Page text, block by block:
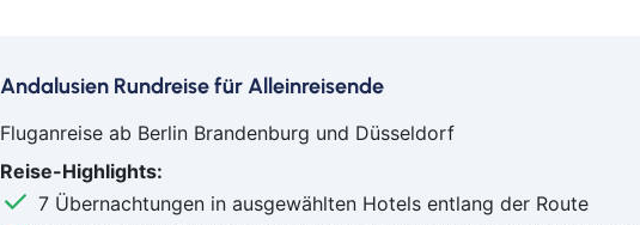
Andalusien Rundreise für Alleinreisende
Fluganreise ab Berlin Brandenburg und Düsseldorf
Reise-Highlights:
7 Übernachtungen in ausgewählten Hotels entlang der Route